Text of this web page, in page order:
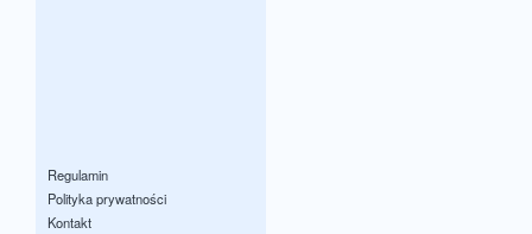
Regulamin
Polityka prywatności
Kontakt